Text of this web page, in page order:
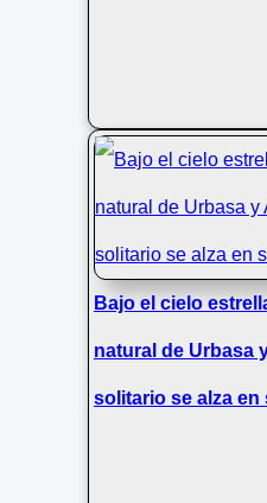
Bajo el cielo
natural de Urbasa
solitario se alza en